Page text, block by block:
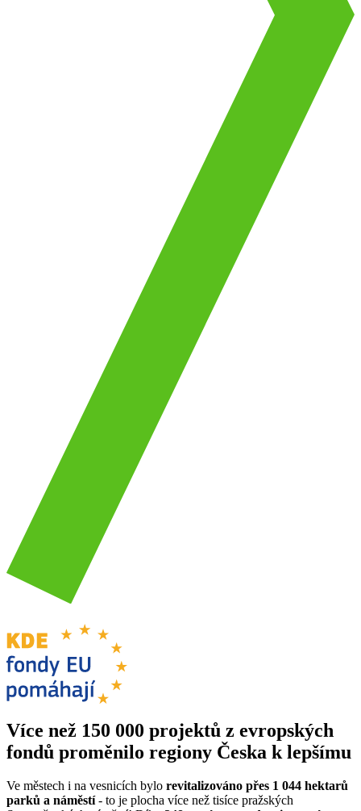
Více než 150 000 projektů z evropských
fondů proměnilo regiony Česka k lepšímu
Ve městech i na vesnicích bylo revitalizováno přes 1 044 hektarů
parků a náměstí- to je plocha více než tisíce pražských